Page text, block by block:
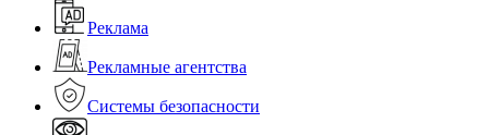
Реклама
Рекламные агентства
Системы безопасности